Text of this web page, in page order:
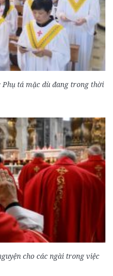
Phụ tá mặc dù đang trong thời
cho các ngài trong việc